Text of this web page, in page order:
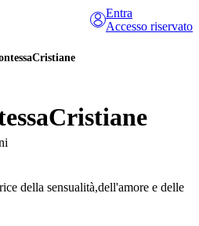
Entra
Accesso riservato
della sensualità,dell'amore e delle